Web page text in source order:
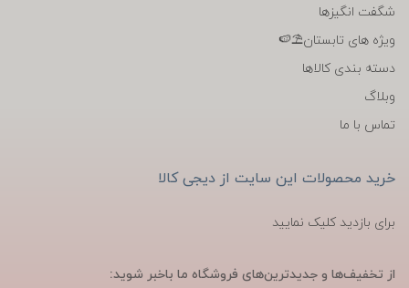
شگفت انگیزها
ویژه های تابستان⛱️🍉
دسته بندی کالاها
وبلاگ
تماس با ما
خرید محصولات این سایت از دیجی کالا
برای بازدید کلیک نمایید
از تخفیف‌ها و جدیدترین‌های فروشگاه ما باخبر شوید: